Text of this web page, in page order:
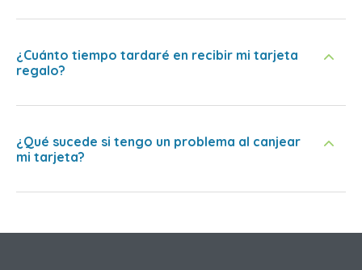
¿Cuánto tiempo tardaré en recibir mi tarjeta
regalo?
¿Qué sucede si tengo un problema al canjear
mi tarjeta?